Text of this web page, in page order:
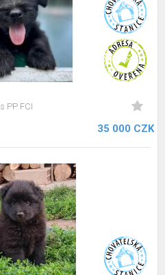
s PP FCI
35 000 CZK